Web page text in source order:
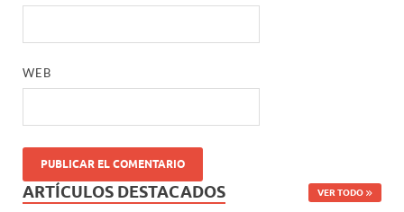
WEB
ARTÍCULOS DESTACADOS VER TODO